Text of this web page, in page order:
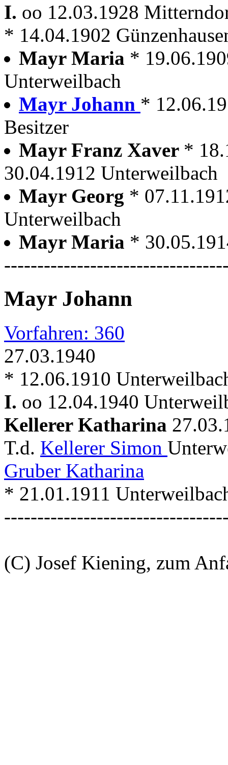
I. oo 12.03.1928
* 14.04.1902
Mayr Maria *
Unterweilbach
Mayr Johann *
Besitzer
Mayr Franz Xaver *
30.04.1912 Unterweilbach
Mayr Georg *
Unterweilbach
Mayr Maria *
Mayr Johann
Vorfahren: 360
27.03.1940
* 12.06.1910
I. oo 12.04.1940
Kellerer Katharina
T.d. Kellerer Simon
Gruber Katharina
* 21.01.1911
(C) Josef Kiening, zum